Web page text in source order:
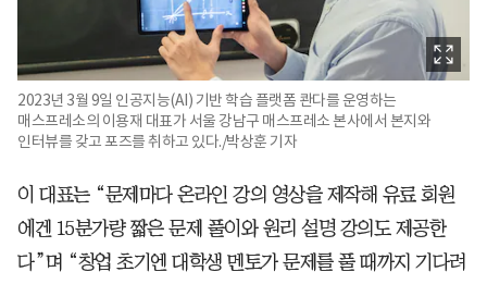
2023년 3월 9일 인공지능(AI) 기반 학습 플랫폼 콴다를 운영하는
매스프레소의 이용재 대표가 서울 강남구 매스프레소 본사에서 본지와
인터뷰를 갖고 포즈를 취하고 있다./박상훈 기자
이 대표는 “문제마다 온라인 강의 영상을 제작해 유료 회원
에겐 15분가량 짧은 문제 풀이와 원리 설명 강의도 제공한
다”며 “창업 초기엔 대학생 멘토가 문제를 풀 때까지 기다려